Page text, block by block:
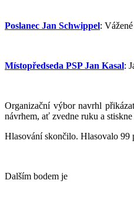
Poslanec Jan Schwippel:
Místopředseda PSP Jan Kasal:
Organizační výbor navrhl
návrhem, ať zvedne ruku a
Hlasování skončilo. Hlasovalo
Dalším bodem je